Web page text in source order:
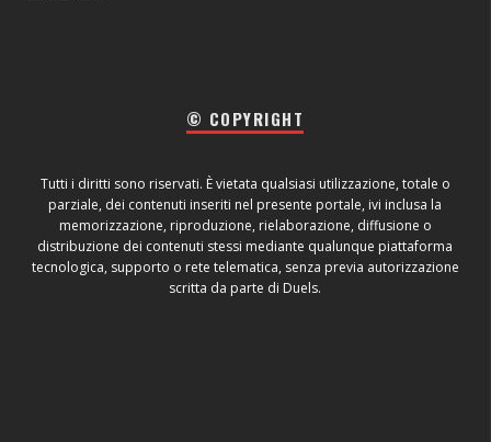
© COPYRIGHT
Tutti i diritti sono riservati. È vietata qualsiasi utilizzazione, totale o
parziale, dei contenuti inseriti nel presente portale, ivi inclusa la
memorizzazione, riproduzione, rielaborazione, diffusione o
distribuzione dei contenuti stessi mediante qualunque piattaforma
tecnologica, supporto o rete telematica, senza previa autorizzazione
scritta da parte di Duels.